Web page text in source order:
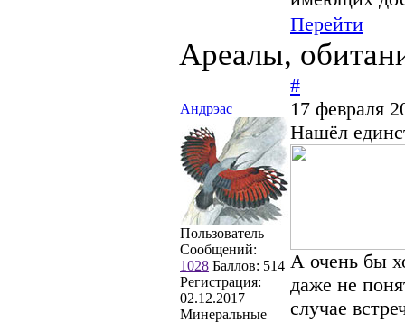
Перейти
Ареалы,
Андрэас
Пользователь
Сообщений:
1028 Баллов: 514
Регистрация:
02.12.2017
Минеральные
#
17 февраля
Нашёл
А очень бы
даже не
случае